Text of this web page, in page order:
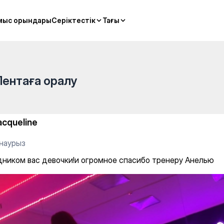
орындарыСеріктестік Тағы
орындарыСеріктестік Тағы
and Pilates
оралу
вас девочки!и огромное спасибо тренеру Анелью